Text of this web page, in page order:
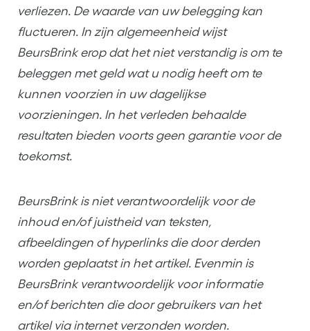
verliezen. De waarde van uw belegging kan
fluctueren. In zijn algemeenheid wijst
BeursBrink erop dat het niet verstandig is om te
beleggen met geld wat u nodig heeft om te
kunnen voorzien in uw dagelijkse
voorzieningen. In het verleden behaalde
resultaten bieden voorts geen garantie voor de
toekomst.
BeursBrink is niet verantwoordelijk voor de
inhoud en/of juistheid van teksten,
afbeeldingen of hyperlinks die door derden
worden geplaatst in het artikel. Evenmin is
BeursBrink verantwoordelijk voor informatie
en/of berichten die door gebruikers van het
artikel via internet verzonden worden.